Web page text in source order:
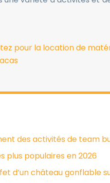
pour la location de
des activités de team
plus populaires en 2026
d’un château gonflable